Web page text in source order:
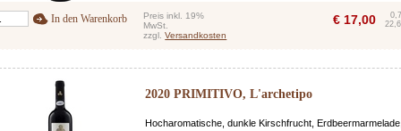
In den Warenkorb
Preis inkl. 19%
MwSt.
zzgl.Versandkosten
€ 17,00
2020 PRIMITIVO, L'archetipo
Hocharomatische, dunkle Kirschfrucht,